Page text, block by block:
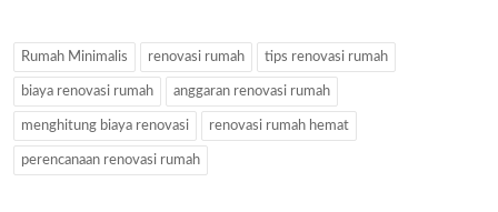
Rumah Minimalis renovasi rumah tips renovasi rumah
biaya renovasi rumah anggaran renovasi rumah
menghitung biaya renovasi renovasi rumah hemat
perencanaan renovasi rumah